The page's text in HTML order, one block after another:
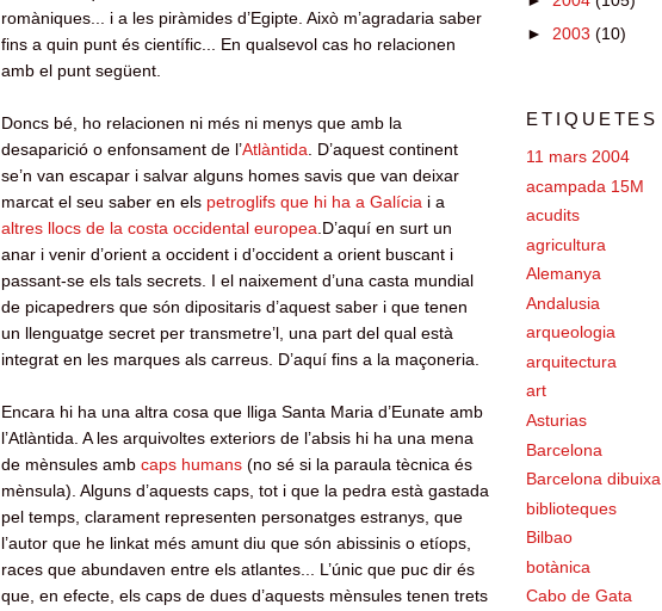
romàniques... i a les piràmides d’Egipte. Això m’agradaria saber
fins a quin punt és científic... En qualsevol cas ho relacionen
amb el punt següent.
Doncs bé, ho relacionen ni més ni menys que amb la
desaparició o enfonsament de l’Atlàntida . D’aquest continent
se’n van escapar i salvar alguns homes savis que van deixar
marcat el seu saber en els petroglifs que hi ha a Galícia i a
altres llocs de la costa occidental europea .D’aquí en surt un
anar i venir d’orient a occident i d’occident a orient buscant i
passant-se els tals secrets. I el naixement d’una casta mundial
de picapedrers que són dipositaris d’aquest saber i que tenen
un llenguatge secret per transmetre’l, una part del qual està
integrat en les marques als carreus. D’aquí fins a la maçoneria.
Encara hi ha una altra cosa que lliga Santa Maria d’Eunate amb
l’Atlàntida. A les arquivoltes exteriors de l’absis hi ha una mena
de mènsules amb caps humans (no sé si la paraula tècnica és
mènsula). Alguns d’aquests caps, tot i que la pedra està gastada
pel temps, clarament representen personatges estranys, que
l’autor que he linkat més amunt diu que són abissinis o etíops,
races que abundaven entre els atlantes... L’únic que puc dir és
que, en efecte, els caps de dues d’aquests mènsules tenen trets
► 2003 (10)
ETIQUETES
11 mars 2004
acampada 15M
acudits
agricultura
Alemanya
Andalusia
arqueologia
arquitectura
art
Asturias
Barcelona
Barcelona dibuixa
biblioteques
Bilbao
botànica
Cabo de Gata